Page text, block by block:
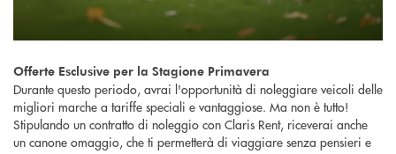
Offerte Esclusive per la Stagione Primavera
Durante questo periodo, avrai l'opportunità di noleggiare veicoli delle
migliori marche a tariffe speciali e vantaggiose. Ma non è tutto!
Stipulando un contratto di noleggio con Claris Rent, riceverai anche
un canone omaggio, che ti permetterà di viaggiare senza pensieri e